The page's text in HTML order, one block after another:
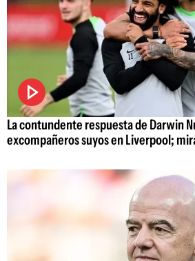
La contundente respuesta de Darwin
excompañeros suyos en Liverpool;